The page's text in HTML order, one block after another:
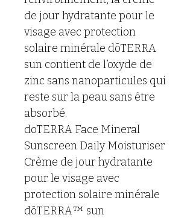
de jour hydratante pour le
visage avec protection
solaire minérale dōTERRA
sun contient de l’oxyde de
zinc sans nanoparticules qui
reste sur la peau sans être
absorbé.
doTERRA Face Mineral
Sunscreen Daily Moisturiser
Crème de jour hydratante
pour le visage avec
protection solaire minérale
dōTERRA™ sun